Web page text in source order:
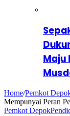
Maju
Home/Pemkot
Mempunyai Peran
Pemkot Depok